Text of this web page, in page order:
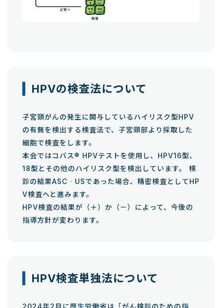
HPVの検査法について
子宮頸がんの発生に関与しているハイリスク型HPV
の有無を検出する検査法で、子宮頸部より採取した
細胞で検査をします。
本会ではコバス® HPVテストを使用し、HPV16型、
18型とその他のハイリスク型を検出しています。 検
診の結果ASC‐USであった場合、精密検査としてHP
V検査へと進みます。
HPV検査の結果が（＋）か（－）によって、今後の
指導方針が変わります。
HPV検査単独法について